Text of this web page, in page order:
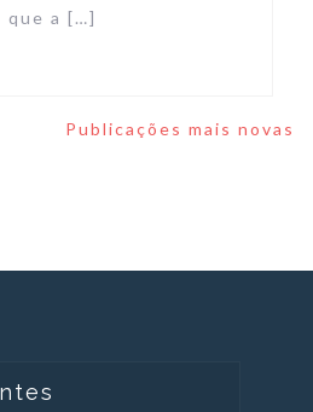
que a […]
Publicações mais novas